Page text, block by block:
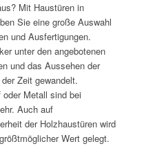
Mit Haustüren in
Sie eine große Auswahl
und Ausfertigungen.
unter den angebotenen
und das Aussehen der
Zeit gewandelt.
Metall sind bei
Auch auf
der Holzhaustüren wird
Wert gelegt.